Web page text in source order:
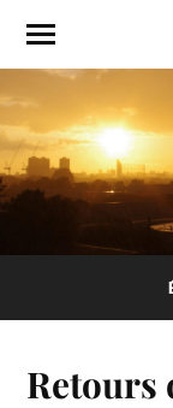
Retours